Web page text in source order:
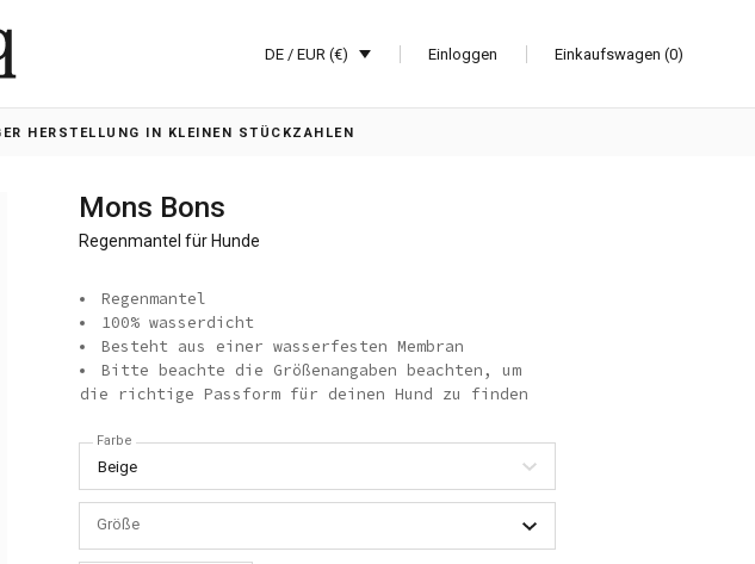
DE / EUR (€) Einloggen Einkaufswagen (0)
HERSTELLUNG IN KLEINEN STÜCKZAHLEN
Mons Bons
Regenmantel für Hunde
Regenmantel
100% wasserdicht
Besteht aus einer wasserfesten Membran
Bitte beachte die Größenangaben beachten, um
die richtige Passform für deinen Hund zu finden
Beige
Farbe
Größe